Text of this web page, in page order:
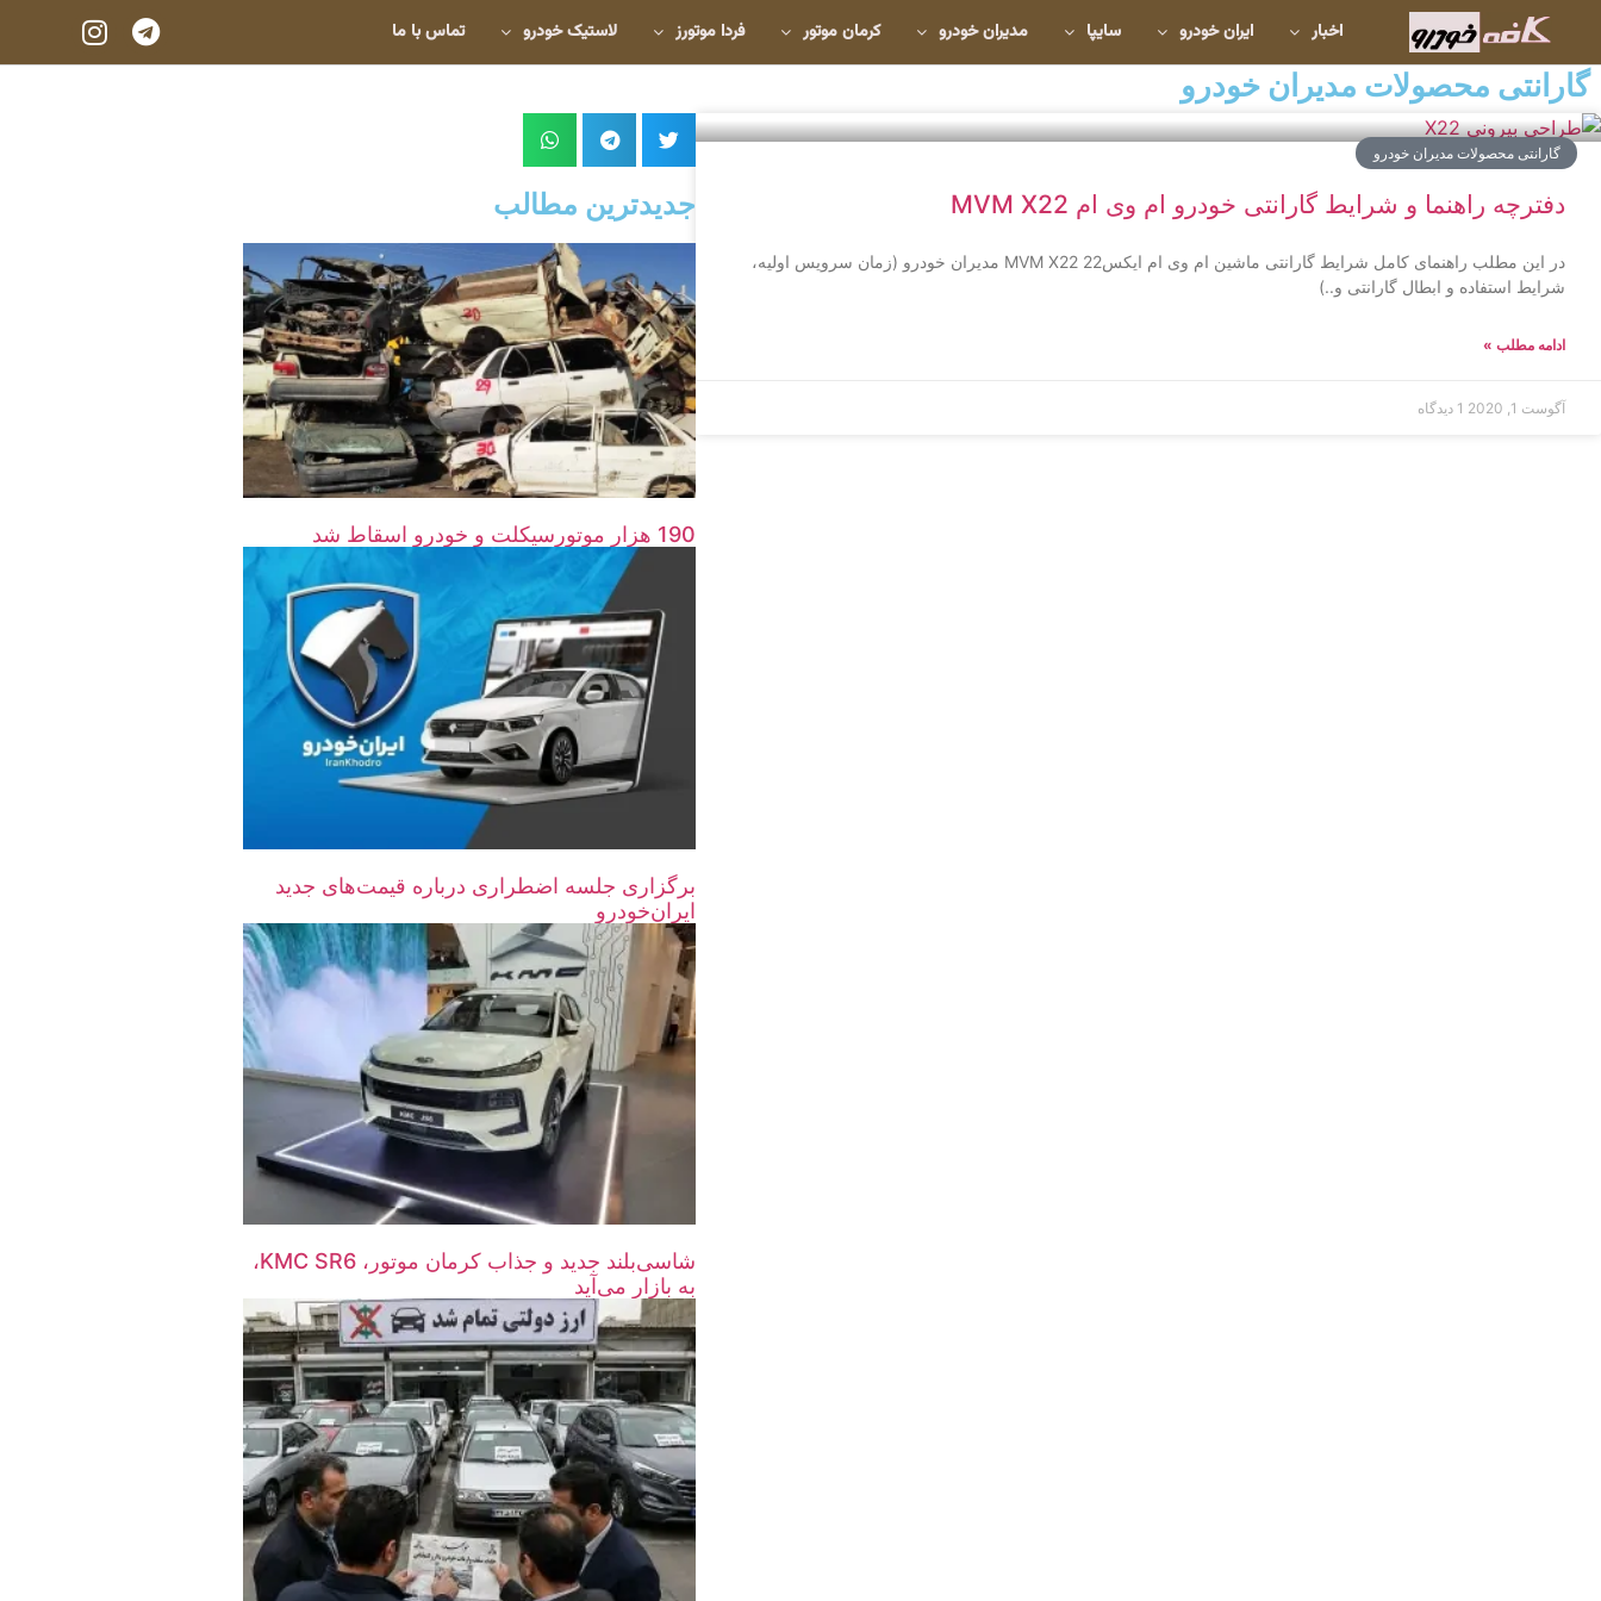
اخبار ایران خودرو سایپا مدیران خودرو کرمان موتور فردا موتورز لاستیک خودرو تماس با ما
گارانتی محصولات مدیران خودرو
گارانتی محصولات مدیران خودرو
دفترچه راهنما و شرایط گارانتی خودرو ام وی ام MVM X22
در این مطلب راهنمای کامل شرایط گارانتی ماشین ام وی ام ایکس22 MVM X22 مدیران خودرو (زمان سرویس اولیه،
شرایط استفاده و ابطال گارانتی و..)
ادامه مطلب »
آگوست 1, 2020 1 دیدگاه
جدیدترین مطالب
190 هزار موتورسیکلت و خودرو اسقاط شد
برگزاری جلسه اضطراری درباره قیمت‌های جدید
ایران‌خودرو
شاسی‌بلند جدید و جذاب کرمان موتور، KMC SR6،
به بازار می‌آید